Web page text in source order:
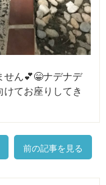
せん💕😁ナデナデ
けてお座りしてき
前の記事を見る